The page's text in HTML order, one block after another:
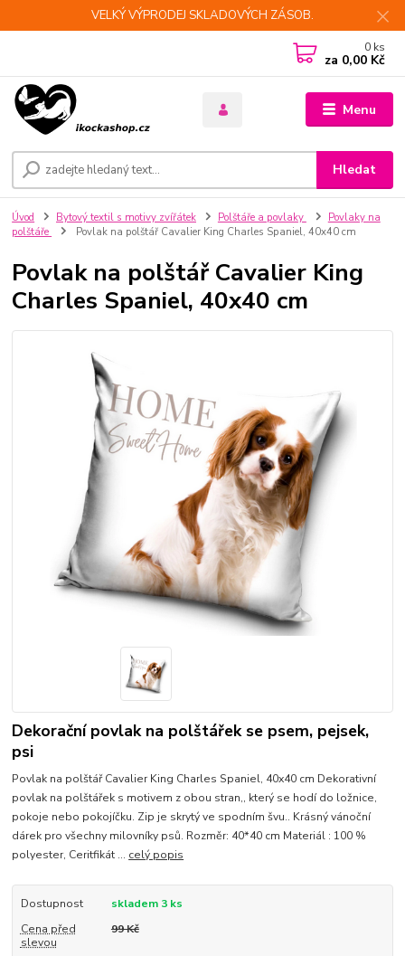
VELKÝ VÝPRODEJ SKLADOVÝCH ZÁSOB.
Menu
Hledat
0 ks
za 0,00 Kč
Úvod Bytový textil s motivy zvířátek Polštáře a povlaky
Povlaky na
polštáře
Povlak na polštář Cavalier King Charles Spaniel, 40x40 cm
Povlak na polštář Cavalier King
Charles Spaniel, 40x40 cm
Dekorační povlak na polštářek se psem, pejsek,
psi
Povlak na polštář Cavalier King Charles Spaniel, 40x40 cm Dekorativní
povlak na polštářek s motivem z obou stran,, který se hodí do ložnice,
pokoje nebo pokojíčku. Zip je skrytý ve spodním švu.. Krásný vánoční
dárek pro všechny milovníky psů. Rozměr: 40*40 cm Materiál : 100 %
polyester, Ceritfikát ... celý popis
Dostupnost
skladem 3 ks
Cena před
slevou
99 Kč